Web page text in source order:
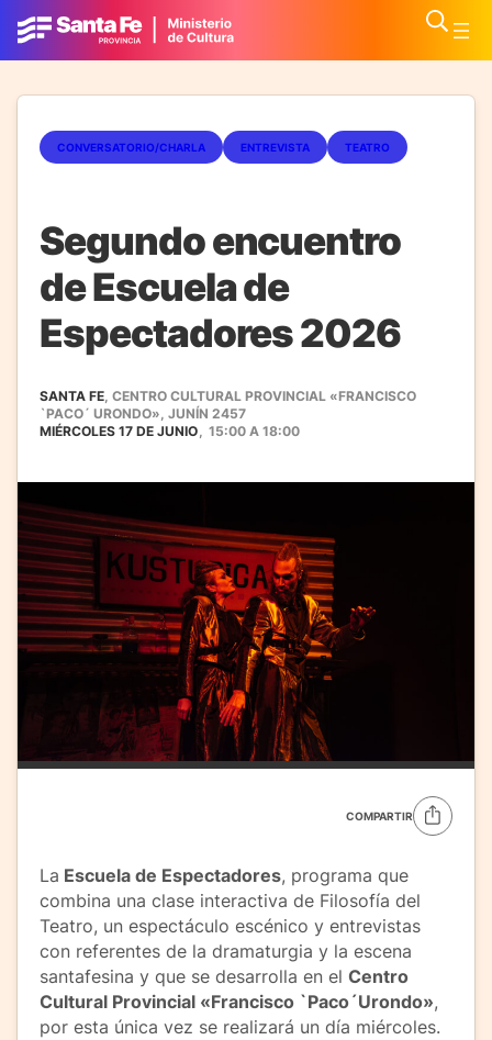
CONVERSATORIO/CHARLA ENTREVISTA TEATRO
Segundo encuentro
de Escuela de
Espectadores 2026
SANTA FE, CENTRO CULTURAL PROVINCIAL «FRANCISCO
`PACO´ URONDO», JUNÍN 2457
MIÉRCOLES 17 DE JUNIO, 15:00 A 18:00
COMPARTIR
La Escuela de Espectadores, programa que
combina una clase interactiva de Filosofía del
Teatro, un espectáculo escénico y entrevistas
con referentes de la dramaturgia y la escena
santafesina y que se desarrolla en el Centro
Cultural Provincial «Francisco `Paco´Urondo»,
por esta única vez se realizará un día miércoles.